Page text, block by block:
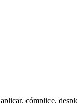
aplicar, cómplice,